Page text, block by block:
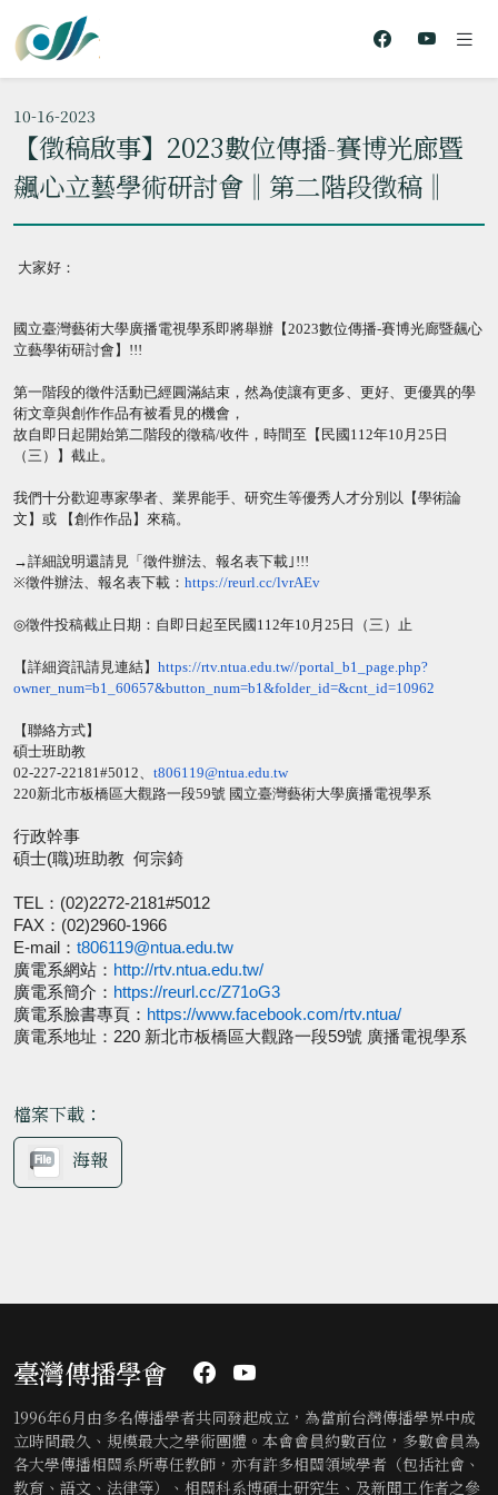
10-16-2023
【徵稿啟事】2023數位傳播-賽博光廊暨
飆心立藝學術研討會‖第二階段徵稿‖
大家好：
國立臺灣藝術大學廣播電視學系即將舉辦【2023數位傳播-賽博光廊暨飆心
立藝學術研討會】 !!!
第一階段的徵件活動已經圓滿結束，然為使讓有更多、更好、 更優異的學
術文章與創作作品有被看見的機會，
故自即日起開始第二階段的徵稿/收件，時間至【民國 112年10 月 25 日
（三）】截止。
我們十分歡迎專家學者、業界能手、研究生等優秀人才分別以【學術論
文】或
【創作作品】來稿。
→詳細說明還請見「徵件辦法、報名表下載｣ !!!
※徵件辦法、報名表下載： https://reurl.cc/lvrAEv
◎徵件投稿截止日期：自即日起至民國 112年10 月 25 日（三） 止
【詳細資訊請見連結】 https://rtv.ntua. edu.tw//portal_b1_page.php?
owner_num=b1_60657&button_num=b1&folder_id=&cnt_id=10962
【聯絡方式】
碩士班助教
02-227-22181#5012
t806119@ntua.edu.tw
220新北市板橋區大觀路一段59號 國立臺灣藝術大學廣播電視學系
行政幹事
碩士(職)班助教 何宗錡
TEL ： (02)2272-2181#5012
FAX ： (02)2960-1966
E-mail ： t806119@ntua.edu.tw
廣電系網站： http://rtv.ntua.edu.tw/
廣電系簡介： https://reurl.cc/Z71oG3
廣電系臉書專頁： https://www.facebook.com/rtv.ntua/
廣電系地址： 220 新北市板橋區大觀路一段59號 廣播電視學系
檔案下載：
海報
臺灣傳播學會
1996年6月由多名傳播學者共同發起成立，為當前台灣傳播學界中成
立時間最久、規模最大之學術團體。本會會員約數百位，多數會員為
各大學傳播相關系所專任教師，亦有許多相關領域學者（包括社會、
教育、語文、法律等）、相關科系博碩士研究生、及新聞工作者之參